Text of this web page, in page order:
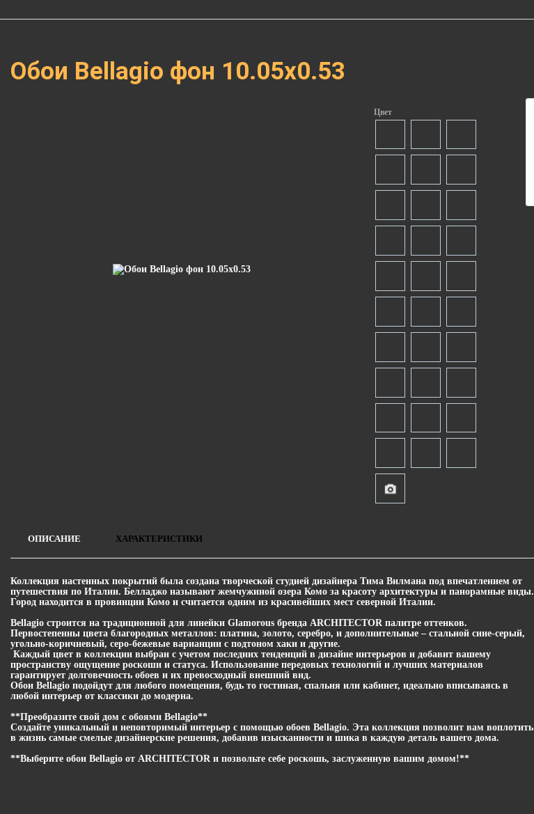
Обои Bellagio фон 10.05х0.53
Цвет
ОПИСАНИЕ ХАРАКТЕРИСТИКИ
Коллекция настенных покрытий была создана творческой студией дизайнера Тима Вилмана под впечатлением от
путешествия по Италии. Белладжо называют жемчужиной озера Комо за красоту архитектуры и панорамные виды.
Город находится в провинции Комо и считается одним из красивейших мест северной Италии.
Bellagio строится на традиционной для линейки Glamorous бренда ARCHITECTOR палитре оттенков.
Первостепенны цвета благородных металлов: платина, золото, серебро, и дополнительные – стальной сине-серый,
угольно-коричневый, серо-бежевые варианции с подтоном хаки и другие.
Каждый цвет в коллекции выбран с учетом последних тенденций в дизайне интерьеров и добавит вашему
пространству ощущение роскоши и статуса. Использование передовых технологий и лучших материалов
гарантирует долговечность обоев и их превосходный внешний вид.
Обои Bellagio подойдут для любого помещения, будь то гостиная, спальня или кабинет, идеально вписываясь в
любой интерьер от классики до модерна.
**Преобразите свой дом с обоями Bellagio**
Создайте уникальный и неповторимый интерьер с помощью обоев Bellagio. Эта коллекция позволит вам воплотить
в жизнь самые смелые дизайнерские решения, добавив изысканности и шика в каждую деталь вашего дома.
**Выберите обои Bellagio от ARCHITECTOR и позвольте себе роскошь, заслуженную вашим домом!**